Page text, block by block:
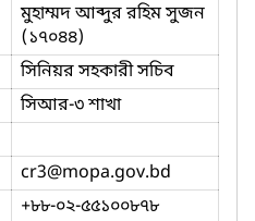
মুহাম্মদ আব্দুর রহিম সুজন
(১৭০৪৪)
সিনিয়র সহকারী সচিব
সিআর-৩ শাখা
cr3@mopa.gov.bd
+৮৮-০২-৫৫১০০৮৭৮